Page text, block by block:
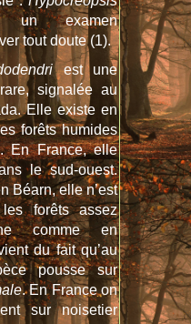
examen
tout doute (1).
est une
signalée au
Elle existe en
forêts humides
En France, elle
le sud-ouest.
Béarn, elle n’est
forêts assez
comme en
du fait qu’au
pousse sur
. En France on
sur noisetier